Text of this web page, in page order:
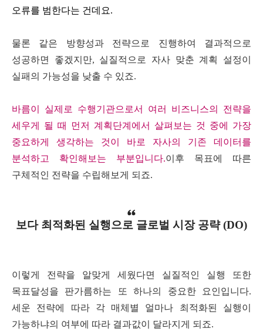
오류를 범한다는 건데요.
물론 같은 방향성과 전략으로 진행하여 결과적으로
성공하면 좋겠지만, 실질적으로 자사 맞춘 계획 설정이
실패의 가능성을 낮출 수 있죠.
바름이 실제로 수행기관으로서 여러 비즈니스의 전략을
세우게 될 때 먼저 계획단계에서 살펴보는 것 중에 가장
중요하게 생각하는 것이 바로 자사의 기존 데이터를
분석하고 확인해보는 부분입니다.이후 목표에 따른
구체적인 전략을 수립해보게 되죠.
보다 최적화된 실행으로 글로벌 시장 공략(DO)
이렇게 전략을 알맞게 세웠다면 실질적인 실행 또한
목표달성을 판가름하는 또 하나의 중요한 요인입니다.
세운 전략에 따라 각 매체별 얼마나 최적화된 실행이
가능하냐의 여부에 따라 결과값이 달라지게 되죠.